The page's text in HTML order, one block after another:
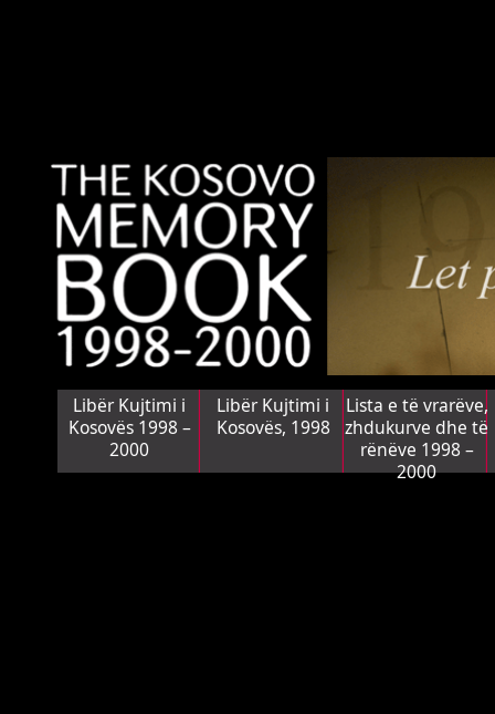
Libër Kujtimi i
Kosovës 1998 –
2000
Libër Kujtimi i
Kosovës, 1998
Lista e të vrarëve,
zhdukurve dhe të
rënëve 1998 –
2000